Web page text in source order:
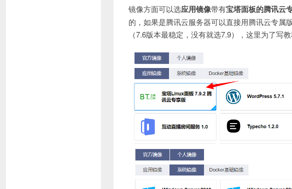
镜像方面可以选应用镜像带有宝塔面板的腾讯云
的，如果是腾讯云服务器可以直接用腾讯云专属
（7.6版本最稳定，没有就选7.9），这里为了写